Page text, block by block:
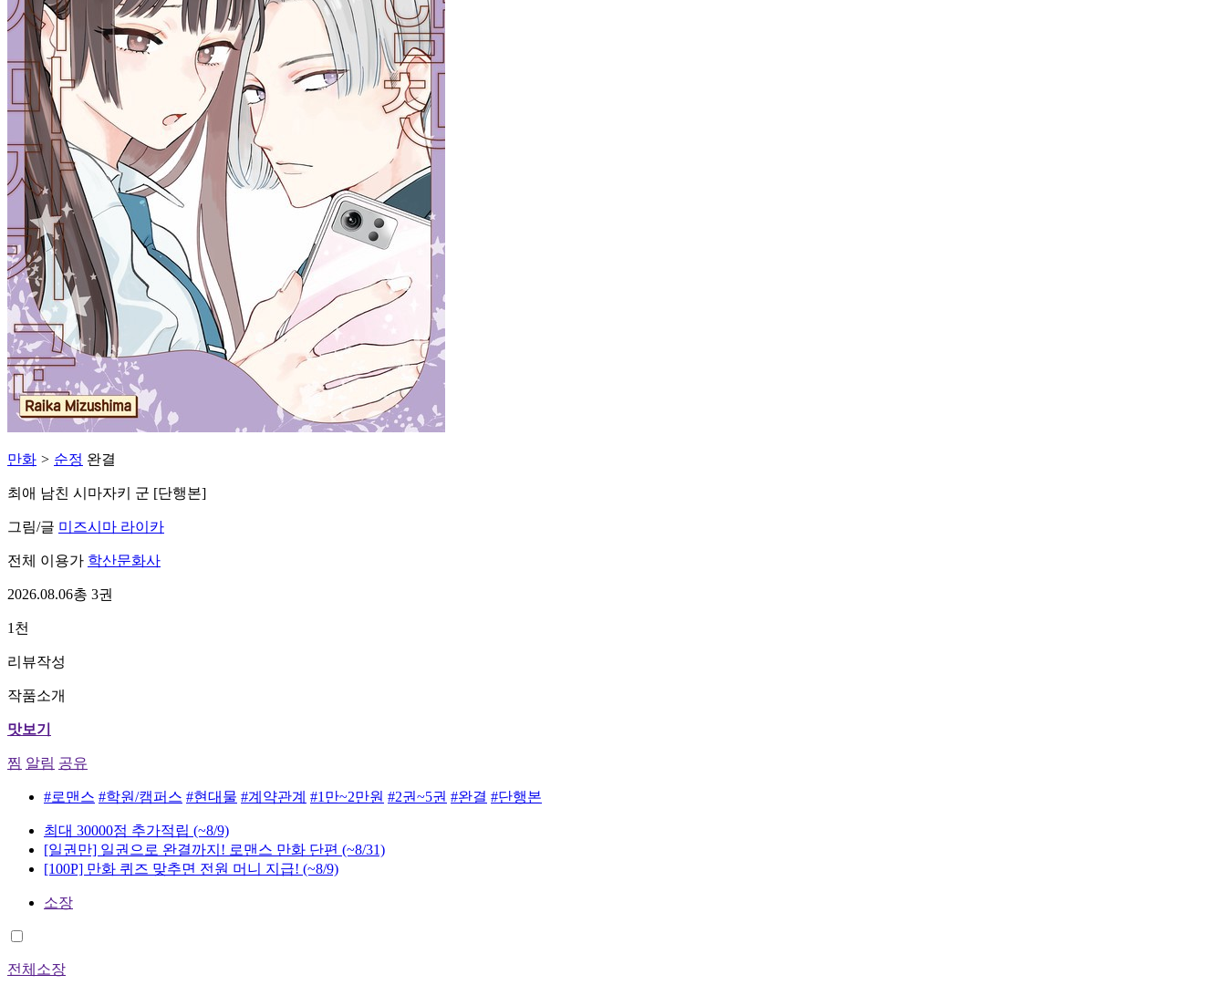
만화 > 순정 완결
최애 남친 시마자키 군 [단행본]
그림/글 미즈시마 라이카
전체 이용가 학산문화사
2026.08.06총 3권
1천
리뷰작성
작품소개
맛보기
찜 알림 공유
#로맨스 #학원/캠퍼스 #현대물 #계약관계 #1만~2만원 #2권~5권 #완결 #단행본
최대 30000점 추가적립 (~8/9)
[일권만] 일권으로 완결까지! 로맨스 만화 단편 (~8/31)
[100P] 만화 퀴즈 맞추면 전원 머니 지급! (~8/9)
소장
전체소장